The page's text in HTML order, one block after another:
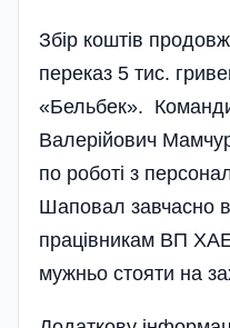
Збір коштів
переказ 5 тис.
«Бельбек».
Валерійович
по роботі з
Шаповал завчасно
працівникам ВП
мужньо стояти на